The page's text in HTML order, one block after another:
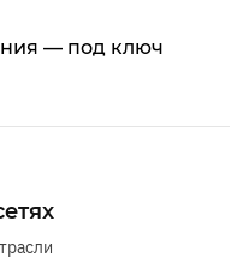
— под ключ